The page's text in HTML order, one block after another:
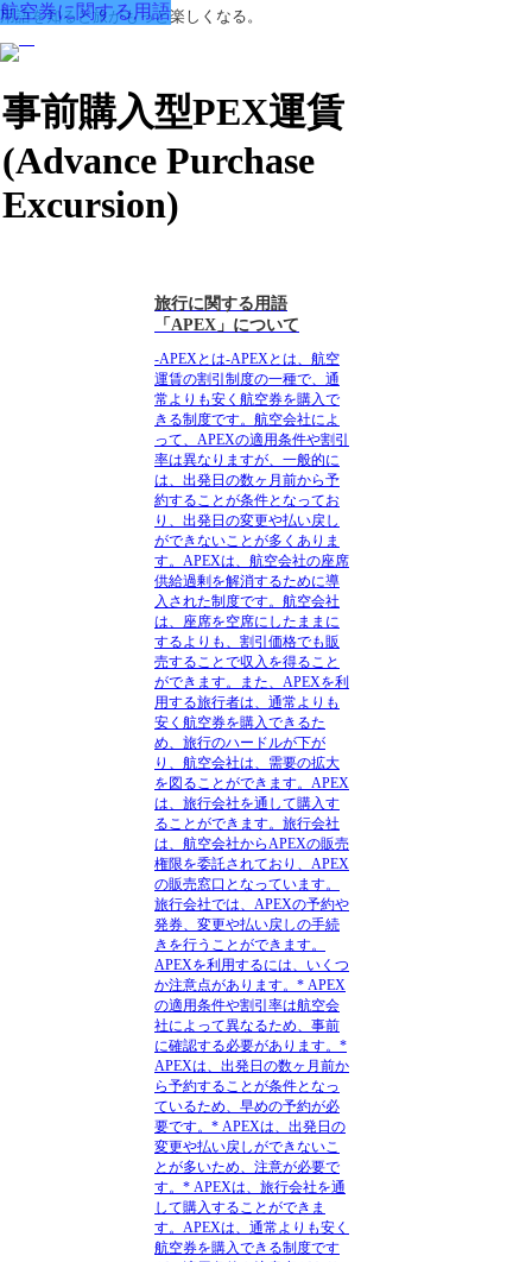
用語を知ると旅がもっと楽しくなる。
事前購入型PEX運賃
(Advance Purchase
Excursion)
航空券に関する用語
旅行に関する用語
「APEX」について
-APEXとは-APEXとは、航空
運賃の割引制度の一種で、通
常よりも安く航空券を購入で
きる制度です。航空会社によ
って、APEXの適用条件や割引
率は異なりますが、一般的に
は、出発日の数ヶ月前から予
約することが条件となってお
り、出発日の変更や払い戻し
ができないことが多くありま
す。APEXは、航空会社の座席
供給過剰を解消するために導
入された制度です。航空会社
は、座席を空席にしたままに
するよりも、割引価格でも販
売することで収入を得ること
ができます。また、APEXを利
用する旅行者は、通常よりも
安く航空券を購入できるた
め、旅行のハードルが下が
り、航空会社は、需要の拡大
を図ることができます。APEX
は、旅行会社を通して購入す
ることができます。旅行会社
は、航空会社からAPEXの販売
権限を委託されており、APEX
の販売窓口となっています。
旅行会社では、APEXの予約や
発券、変更や払い戻しの手続
きを行うことができます。
APEXを利用するには、いくつ
か注意点があります。* APEX
の適用条件や割引率は航空会
社によって異なるため、事前
に確認する必要があります。*
APEXは、出発日の数ヶ月前か
ら予約することが条件となっ
ているため、早めの予約が必
要です。* APEXは、出発日の
変更や払い戻しができないこ
とが多いため、注意が必要で
す。* APEXは、旅行会社を通
して購入することができま
す。APEXは、通常よりも安く
航空券を購入できる制度です